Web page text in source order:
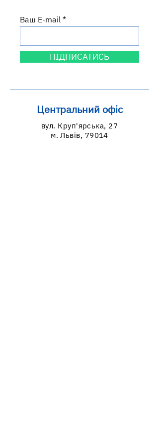
Ваш E-mail
ПІДПИСАТИСЬ
Центральний офіс
вул. Круп'ярська, 27
м. Львів, 79014